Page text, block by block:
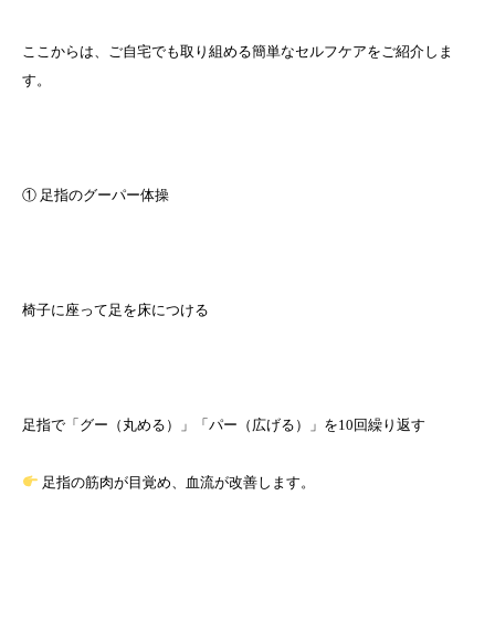
ここからは、ご自宅でも取り組める簡単なセルフケアをご紹介しま
す。
① 足指のグーパー体操
椅子に座って足を床につける
足指で「グー（丸める）」「パー（広げる）」を10回繰り返す
足指の筋肉が目覚め、血流が改善します。